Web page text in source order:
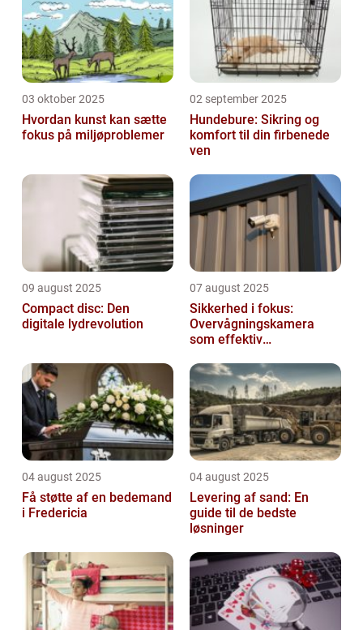
03 oktober 2025
Hvordan kunst kan sætte
fokus på miljøproblemer
02 september 2025
Hundebure: Sikring og
komfort til din firbenede
ven
09 august 2025
Compact disc: Den
digitale lydrevolution
07 august 2025
Sikkerhed i fokus:
Overvågningskamera
som effektiv
04 august 2025
Få støtte af en bedemand
i Fredericia
04 august 2025
Levering af sand: En
guide til de bedste
løsninger